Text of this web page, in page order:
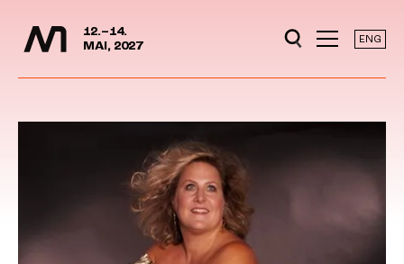
Hopp til hovedinnhold
12.–14.
MAI, 2027
ENG